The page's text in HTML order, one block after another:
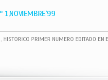
1,NOVIEMBRE`99
HISTORICO PRIMER NUMERO EDITADO EN